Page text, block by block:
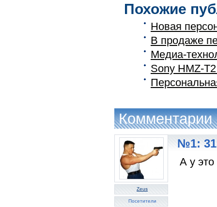
Похожие
Новая
В продаже
Медиа-
Sony HMZ-
Комментарии
Zeus
Посетители
№1: 31
А у